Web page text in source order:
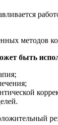
методов
быть